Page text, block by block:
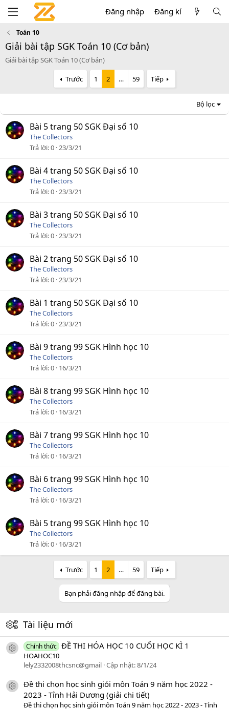
Đăng nhập Đăng kí
Toán 10
Giải bài tập SGK Toán 10 (Cơ bản)
Giải bài tập SGK Toán 10 (Cơ bản)
Trước 1 2 … 59 Tiếp
Bộ lọc
Bài 5 trang 50 SGK Đại số 10
The Collectors
Trả lời 0 23/3/21
Bài 4 trang 50 SGK Đại số 10
The Collectors
Trả lời 0 23/3/21
Bài 3 trang 50 SGK Đại số 10
The Collectors
Trả lời 0 23/3/21
Bài 2 trang 50 SGK Đại số 10
The Collectors
Trả lời 0 23/3/21
Bài 1 trang 50 SGK Đại số 10
The Collectors
Trả lời 0 23/3/21
Bài 9 trang 99 SGK Hình học 10
The Collectors
Trả lời 0 16/3/21
Bài 8 trang 99 SGK Hình học 10
The Collectors
Trả lời 0 16/3/21
Bài 7 trang 99 SGK Hình học 10
The Collectors
Trả lời 0 16/3/21
Bài 6 trang 99 SGK Hình học 10
The Collectors
Trả lời 0 16/3/21
Bài 5 trang 99 SGK Hình học 10
The Collectors
Trả lời 0 16/3/21
Trước 1 2 … 59 Tiếp
Bạn phải đăng nhập để đăng bài.
Tài liệu mới
icon tài liệu
Chính thức ĐỀ THI HÓA HỌC 10 CUỐI HỌC KÌ 1
HOAHOC10
lely2332008thcsnc@gmail Cập nhật:8/1/24
icon tài liệu
Đề thi chọn học sinh giỏi môn Toán 9 năm học 2022 -
2023 - Tỉnh Hải Dương (giải chi tiết)
Đề thi chọn học sinh giỏi môn Toán 9 năm học 2022 - 2023 - Tỉnh